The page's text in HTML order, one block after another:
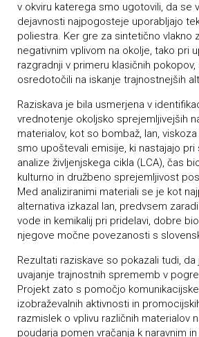
v okviru katerega smo ugotovili, da se
dejavnosti najpogosteje uporabljajo
poliestra. Ker gre za sintetično vlakno
negativnim vplivom na okolje, tako pri
razgradnji v primeru klasičnih
osredotočili na iskanje trajnostnejših
Raziskava je bila usmerjena v
vrednotenje okoljsko sprejemljivejših
materialov, kot so bombaž, lan,
smo upoštevali emisije, ki nastajajo pri
analize življenjskega cikla (LCA), čas
kulturno in družbeno sprejemljivost
Med analiziranimi materiali se je kot
alternativa izkazal lan, predvsem
vode in kemikalij pri pridelavi, dobre
njegove močne povezanosti s
Rezultati raziskave so pokazali tudi,
uvajanje trajnostnih sprememb v
Projekt zato s pomočjo
izobraževalnih aktivnosti in
razmislek o vplivu različnih materialov
poudarja pomen vračanja k naravnim